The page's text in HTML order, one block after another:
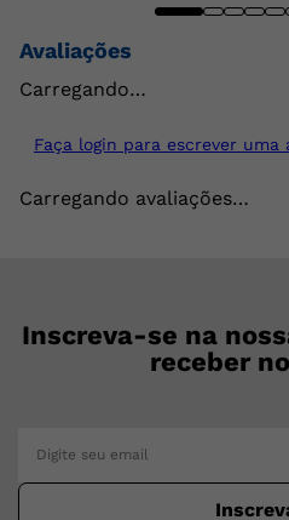
Avaliações
Carregando…
Faça login para escrever uma
Carregando avaliações…
Inscreva-se na
receber